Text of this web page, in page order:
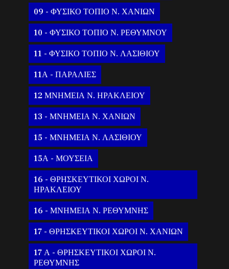
09 - ΦΥΣΙΚΟ ΤΟΠΙΟ Ν. ΧΑΝΙΩΝ
10 - ΦΥΣΙΚΟ ΤΟΠΙΟ Ν. ΡΕΘΥΜΝΟΥ
11 - ΦΥΣΙΚΟ ΤΟΠΙΟ Ν. ΛΑΣΙΘΙΟΥ
11Α - ΠΑΡΑΛΙΕΣ
12 ΜΝΗΜΕΙΑ Ν. ΗΡΑΚΛΕΙΟΥ
13 - ΜΝΗΜΕΙΑ Ν. ΧΑΝΙΩΝ
15 - ΜΝΗΜΕΙΑ Ν. ΛΑΣΙΘΙΟΥ
15Α - ΜΟΥΣΕΙΑ
16 - ΘΡΗΣΚΕΥΤΙΚΟΙ ΧΩΡΟΙ Ν.
ΗΡΑΚΛΕΙΟΥ
16 - ΜΝΗΜΕΙΑ Ν. ΡΕΘΥΜΝΗΣ
17 - ΘΡΗΣΚΕΥΤΙΚΟΙ ΧΩΡΟΙ Ν. ΧΑΝΙΩΝ
17 Α - ΘΡΗΣΚΕΥΤΙΚΟΙ ΧΩΡΟΙ Ν.
ΡΕΘΥΜΝΗΣ